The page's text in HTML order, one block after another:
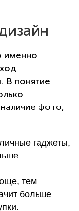
именно
В понятие
фото,
гаджеты,
тем
больше